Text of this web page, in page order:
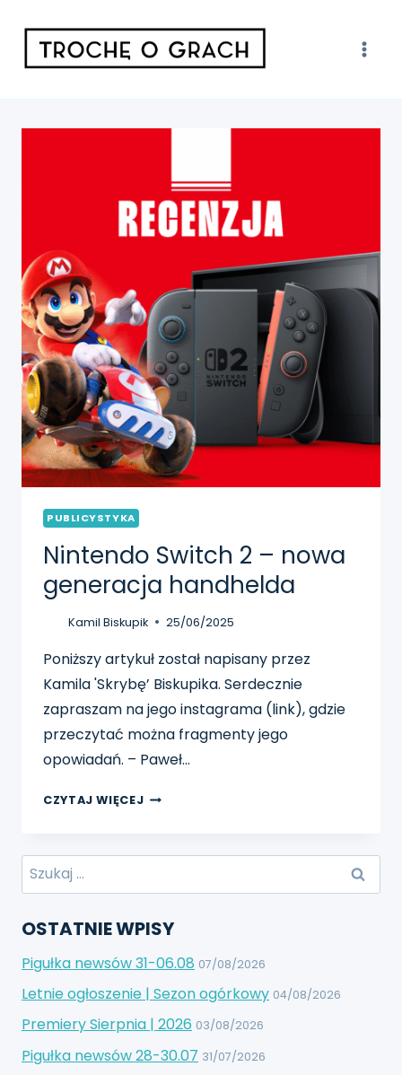
treści
PUBLICYSTYKA
Nintendo Switch 2 – nowa
generacja handhelda
Kamil Biskupik 25/06/2025
Poniższy artykuł został napisany przez
Kamila 'Skrybę’ Biskupika. Serdecznie
zapraszam na jego instagrama (link), gdzie
przeczytać można fragmenty jego
opowiadań. – Paweł…
CZYTAJ WIĘCEJ NINTENDO
–
HANDHELDA
Szukaj:
OSTATNIE WPISY
Pigułka newsów 31-06.08 07/08/2026
Letnie ogłoszenie | Sezon ogórkowy 04/08/2026
Premiery Sierpnia | 2026 03/08/2026
Pigułka newsów 28-30.07 31/07/2026